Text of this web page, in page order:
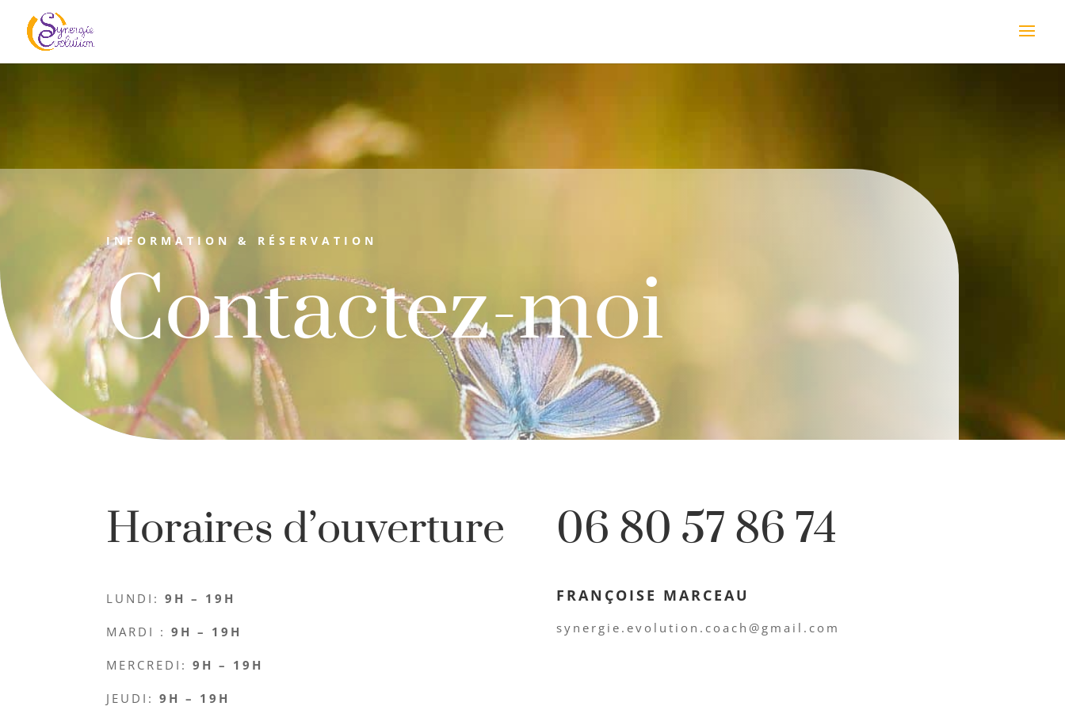
INFORMATION & RÉSERVATION
Contactez-moi
Horaires d’ouverture
LUNDI:9H – 19H
MARDI :9H – 19H
MERCREDI:9H – 19H
JEUDI:9H – 19H
06 80 57 86 74
FRANÇOISE MARCEAU
synergie.evolution.coach@gmail.com